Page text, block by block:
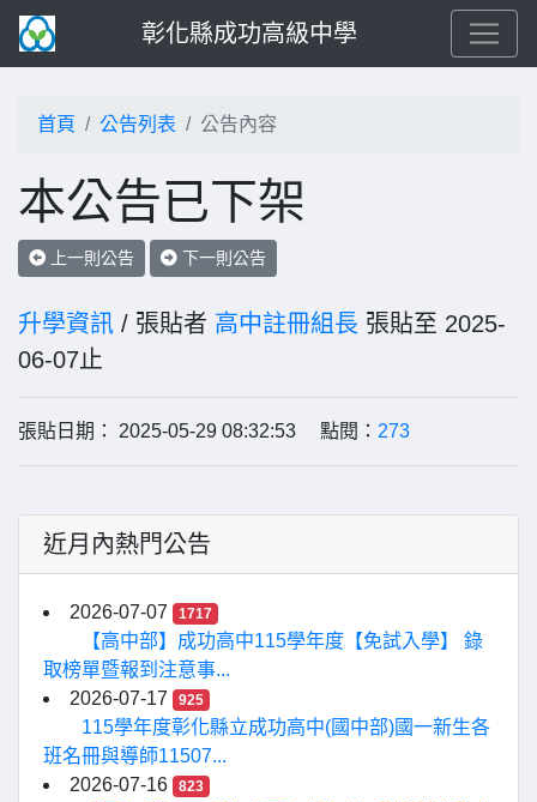
彰化縣成功高級中學
首頁 公告列表 公告內容
本公告已下架
上一則公告 下一則公告
升學資訊 / 張貼者 高中註冊組長 張貼至 2025-
06-07止
張貼日期： 2025-05-29 08:32:53 點閱： 273
近月內熱門公告
2026-07-07 1717
【高中部】成功高中115學年度【免試入學】 錄
取榜單暨報到注意事...
2026-07-17
925
115學年度彰化縣立成功高中(國中部)國一新生各
班名冊與導師11507...
2026-07-16
823